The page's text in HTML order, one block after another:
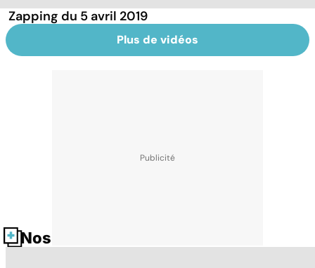
Zapping du 5 avril 2019
Plus de vidéos
Nos fiches santé